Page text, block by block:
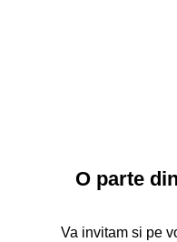
O parte
Va invitam si pe